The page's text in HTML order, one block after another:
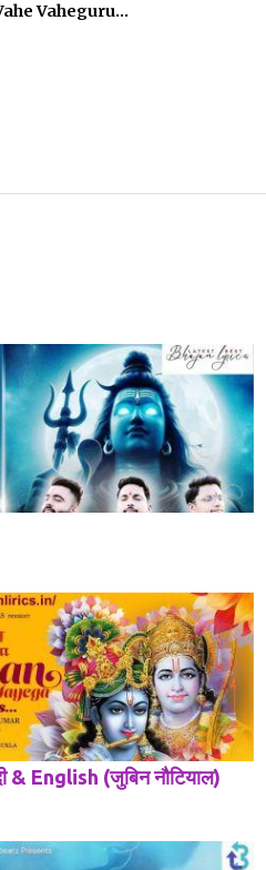
Vaheguru...
& English (जुबिन नौटियाल)